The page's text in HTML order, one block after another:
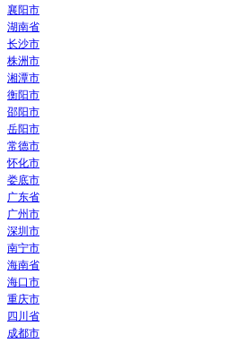
襄阳市
湖南省
长沙市
株洲市
湘潭市
衡阳市
邵阳市
岳阳市
常德市
怀化市
娄底市
广东省
广州市
深圳市
南宁市
海南省
海口市
重庆市
四川省
成都市